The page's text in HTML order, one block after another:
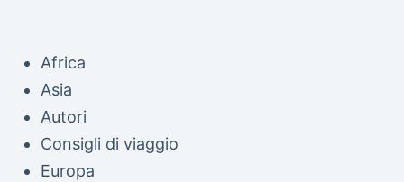
Africa
Asia
Autori
Consigli di viaggio
Europa